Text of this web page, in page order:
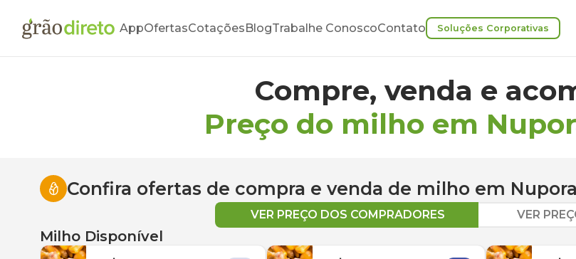
AppOfertasCotaçõesBlogTrabalhe ConoscoContato Soluções Corporativas
Compre, venda e
Preço do milho em
Confira ofertas de compra e venda de milho em
VER PREÇO DOS COMPRADORES VER
Milho Disponível